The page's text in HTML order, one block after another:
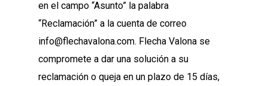
en el campo “Asunto” la palabra
“Reclamación” a la cuenta de correo
info@flechavalona.com. Flecha Valona se
compromete a dar una solución a su
reclamación o queja en un plazo de 15 días,